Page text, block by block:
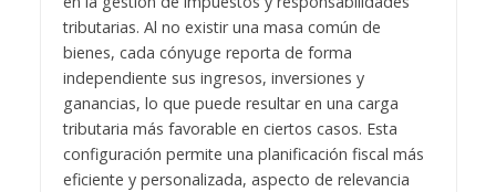
tributarias. Al no existir una masa común de
bienes, cada cónyuge reporta de forma
independiente sus ingresos, inversiones y
ganancias, lo que puede resultar en una carga
tributaria más favorable en ciertos casos. Esta
configuración permite una planificación fiscal más
eficiente y personalizada, aspecto de relevancia